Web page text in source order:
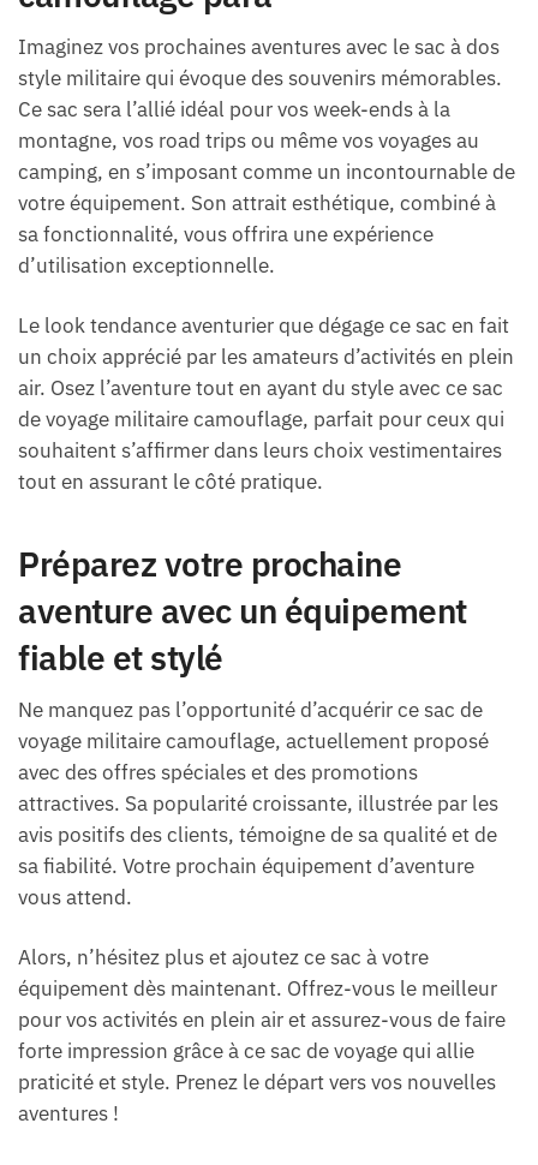
Imaginez vos prochaines aventures avec le sac à dos
style militaire qui évoque des souvenirs mémorables.
Ce sac sera l’allié idéal pour vos week-ends à la
montagne, vos road trips ou même vos voyages au
camping, en s’imposant comme un incontournable de
votre équipement. Son attrait esthétique, combiné à
sa fonctionnalité, vous offrira une expérience
d’utilisation exceptionnelle.
Le look tendance aventurier que dégage ce sac en fait
un choix apprécié par les amateurs d’activités en plein
air. Osez l’aventure tout en ayant du style avec ce sac
de voyage militaire camouflage, parfait pour ceux qui
souhaitent s’affirmer dans leurs choix vestimentaires
tout en assurant le côté pratique.
Préparez votre prochaine
aventure avec un équipement
fiable et stylé
Ne manquez pas l’opportunité d’acquérir ce sac de
voyage militaire camouflage, actuellement proposé
avec des offres spéciales et des promotions
attractives. Sa popularité croissante, illustrée par les
avis positifs des clients, témoigne de sa qualité et de
sa fiabilité. Votre prochain équipement d’aventure
vous attend.
Alors, n’hésitez plus et ajoutez ce sac à votre
équipement dès maintenant. Offrez-vous le meilleur
pour vos activités en plein air et assurez-vous de faire
forte impression grâce à ce sac de voyage qui allie
praticité et style. Prenez le départ vers vos nouvelles
aventures !